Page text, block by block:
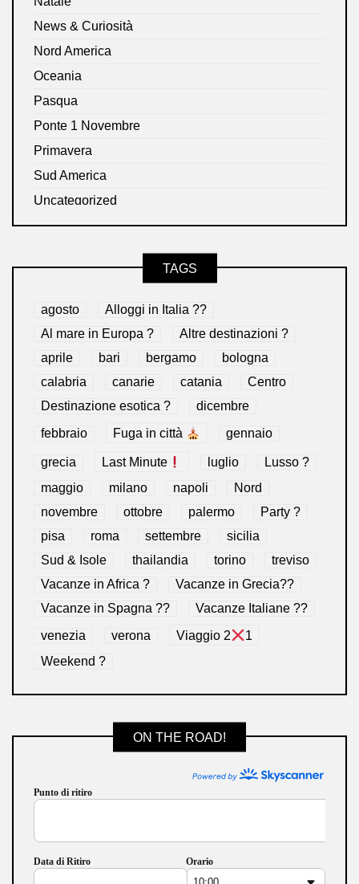
News & Curiosità
Nord America
Oceania
Pasqua
Ponte 1 Novembre
Primavera
Sud America
Uncategorized
TAGS
agosto
Alloggi in Italia ??
Al mare in Europa ?️
Altre destinazioni ?
aprile
bari bergamo
bologna
calabria
canarie catania
Centro
Destinazione esotica ?
dicembre
febbraio Fuga in città gennaio
grecia Last Minute luglio
Lusso ?
maggio
milano napoli
Nord
novembre
ottobre palermo
Party ?
pisa
roma settembre
sicilia
Sud & Isole
thailandia torino
treviso
Vacanze in Africa ?
Vacanze in Grecia??
Vacanze in Spagna ??
Vacanze Italiane ??
venezia verona Viaggio 2
1
Weekend ?
ON THE ROAD!